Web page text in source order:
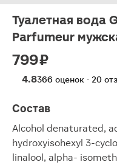
Туалетная вода
Parfumeur
799 ₽
4.8366 оценок · 20
Состав
Alcohol denaturated,
hydroxyisohexyl 3-
linalool, alpha-